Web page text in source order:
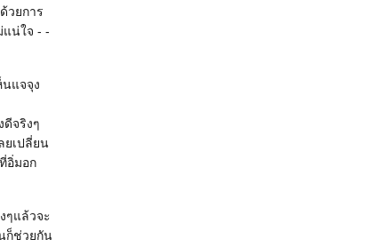
วยการ
น่ใจ - -
นแจจุง
ดีจริงๆ
ยเปลี่ยน
อิ่มอก
ๆแล้วจะ
ก็ช่วยกัน